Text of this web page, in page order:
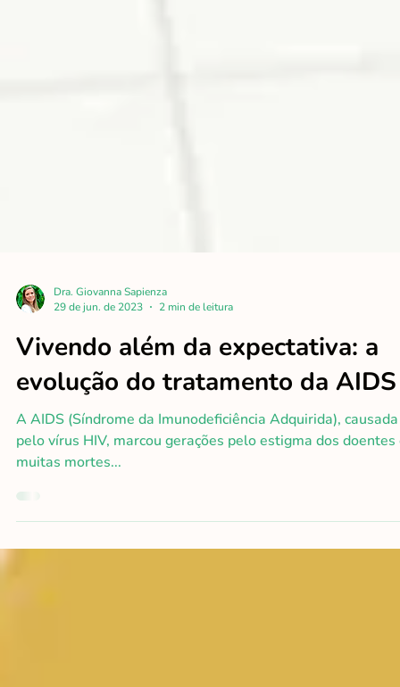
Dra. Giovanna Sapienza
29 de jun. de 2023
2 min de leitura
Vivendo além da expectativa: a
evolução do tratamento da AIDS
A AIDS (Síndrome da Imunodeficiência Adquirida), causada
pelo vírus HIV, marcou gerações pelo estigma dos doentes